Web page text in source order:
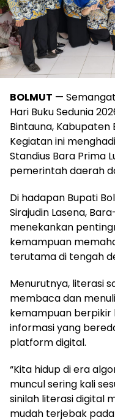
BOLMUT —
Hari Buku Sedunia
Bintauna, Kabupaten
Kegiatan ini
Standius Bara Prima
pemerintah daerah
Di hadapan Bupati
Sirajudin Lasena,
menekankan
kemampuan
terutama di tengah
Menurutnya, literasi
membaca dan
kemampuan
informasi yang
platform digital.
“Kita hidup di era
muncul sering kali
sinilah literasi digital
mudah terjebak